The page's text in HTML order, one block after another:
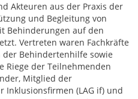
Akteuren aus der Praxis der
und Begleitung von
Behinderungen auf den
Vertreten waren Fachkräfte
Behindertenhilfe sowie
Riege der Teilnehmenden
Mitglied der
Inklusionsfirmen (LAG if) und